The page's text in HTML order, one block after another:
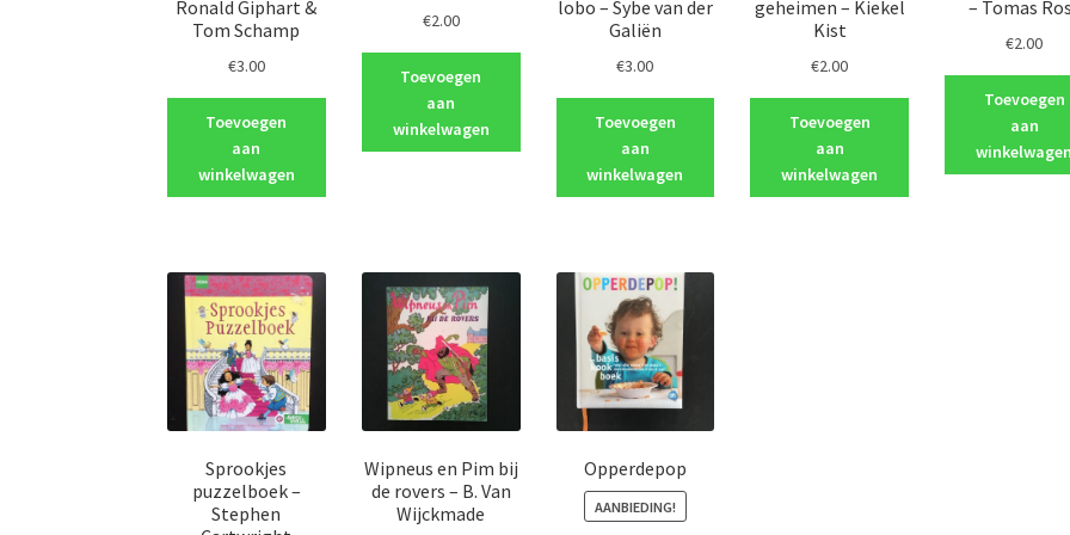
Ronald Giphart &
Tom Schamp
€3.00
Toevoegen
aan
winkelwagen
€2.00
Toevoegen
aan
winkelwagen
lobo – Sybe van der
Galiën
€3.00
Toevoegen
aan
winkelwagen
geheimen – Kiekel
Kist
€2.00
Toevoegen
aan
winkelwagen
– Tomas
€2.00
Toevoegen
aan
Sprookjes
puzzelboek –
Stephen
Wipneus en Pim bij
de rovers – B. Van
Wijckmade
Opperdepop
AANBIEDING!